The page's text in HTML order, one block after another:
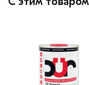
С этим